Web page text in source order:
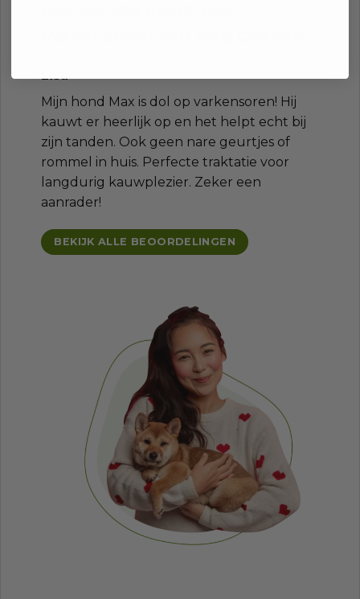
Lisa
Mijn hond Max is dol op varkensoren! Hij
kauwt er heerlijk op en het helpt echt bij
zijn tanden. Ook geen nare geurtjes of
rommel in huis. Perfecte traktatie voor
langdurig kauwplezier. Zeker een
aanrader!
BEKIJK ALLE BEOORDELINGEN